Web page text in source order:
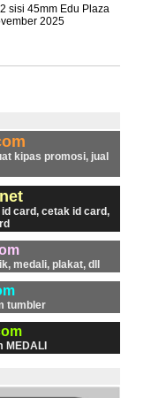
sisi 45mm Edu Plaza
2025
kipas promosi, jual
card, cetak id card,
medali, plakat, dll
tumbler
MEDALI